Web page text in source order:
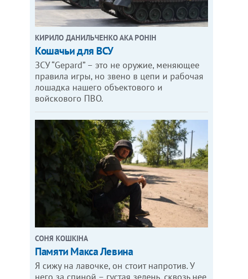
КИРИЛО ДАНИЛЬЧЕНКО АКА РОНІН
Кошачьи для ВСУ
ЗСУ “Gepard” – это не оружие, меняющее
правила игры, но звено в цепи и рабочая
лошадка нашего объектового и
войскового ПВО.
СОНЯ КОШКІНА
Памяти Макса Левина
Я сижу на лавочке, он стоит напротив. У